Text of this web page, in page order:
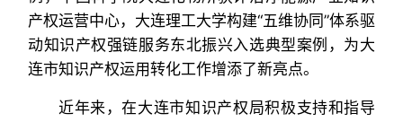
产权运营中心，大连理工大学构建“五维协同”体系驱
动知识产权强链服务东北振兴入选典型案例，为大
连市知识产权运用转化工作增添了新亮点。
近年来，在大连市知识产权局积极支持和指导